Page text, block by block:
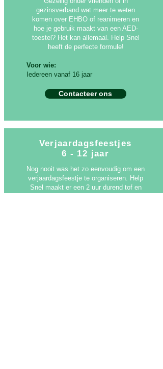
gezinsverband wat meer te weten
komen over EHBO of reanimeren en
hoe je gebruik maakt van een AED-
toestel? Het kan allemaal. Help Snel
heeft de perfecte formule!
Voor wie:
Iedereen vanaf 16 jaar
Contacteer ons
Verjaardagsfeestjes
6 - 12 jaar
Nog nooit was het zo eenvoudig om een
verjaardagsfeestje te organiseren. Help
Snel maakt er een 2 uur durend tof en